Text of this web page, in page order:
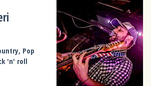
Pop
'n' roll